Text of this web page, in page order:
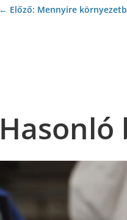
← Előző: Mennyire
Hasonló